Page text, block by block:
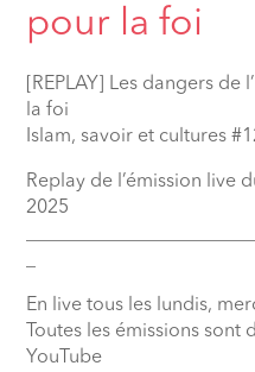
pour la foi
[REPLAY] Les dangers
la foi
Islam, savoir et cultures
Replay de l’émission live
2025
En live tous les lundis,
Toutes les émissions
YouTube